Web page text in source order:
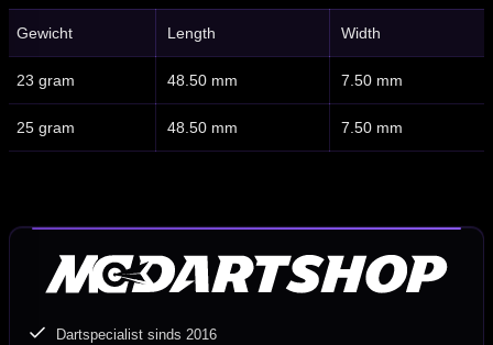
Gewicht Length Width
23 gram 48.50 mm 7.50 mm
25 gram 48.50 mm 7.50 mm
Dartspecialist sinds 2016